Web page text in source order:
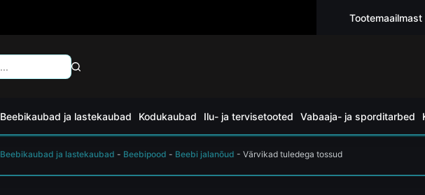
Tootemaailmast
Beebikaubad ja lastekaubad Kodukaubad Ilu- ja tervisetooted Vabaaja- ja sporditarbed
Beebikaubad ja lastekaubad - Beebipood - Beebi jalanõud -Värvikad tuledega tossud